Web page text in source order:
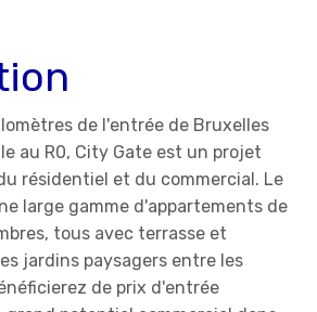
de l'entrée de Bruxelles
au R0, City Gate est un projet
résidentiel et du commercial. Le
large gamme d'appartements de
tous avec terrasse et
jardins paysagers entre les
de prix d'entrée